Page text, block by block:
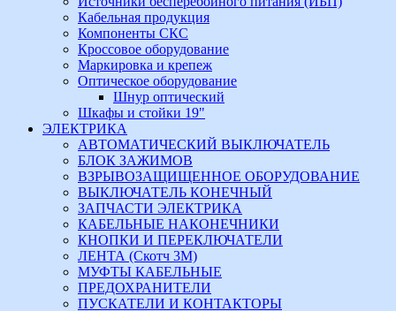
Кабельная продукция
Компоненты СКС
Кроссовое оборудование
Маркировка и крепеж
Оптическое оборудование
Шнур оптический
Шкафы и стойки 19"
ЭЛЕКТРИКА
АВТОМАТИЧЕСКИЙ ВЫКЛЮЧАТЕЛЬ
БЛОК ЗАЖИМОВ
ВЗРЫВОЗАЩИЩЕННОЕ ОБОРУДОВАНИЕ
ВЫКЛЮЧАТЕЛЬ КОНЕЧНЫЙ
ЗАПЧАСТИ ЭЛЕКТРИКА
КАБЕЛЬНЫЕ НАКОНЕЧНИКИ
КНОПКИ И ПЕРЕКЛЮЧАТЕЛИ
ЛЕНТА (Скотч 3М)
МУФТЫ КАБЕЛЬНЫЕ
ПРЕДОХРАНИТЕЛИ
ПУСКАТЕЛИ И КОНТАКТОРЫ